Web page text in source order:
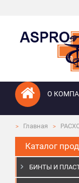
О
Главная
Каталог
БИНТЫ И